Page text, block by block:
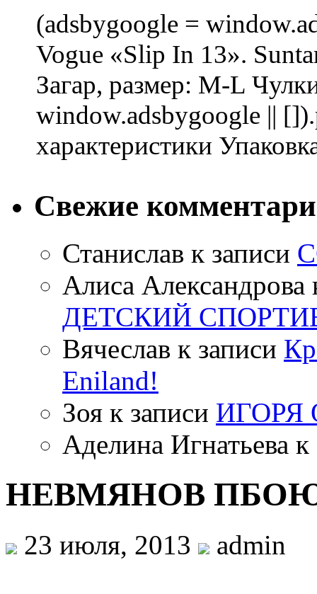
(adsbygoogle =
Vogue «Slip In 13».
Загар, размер: M-L
window.adsbygoogle ||
характеристики
Свежие
Станислав к записи
Алиса Александрова
ДЕТСКИЙ
Вячеслав к записи
Eniland!
Зоя к записи ИГОРЯ
Аделина Игнатьева к
НЕВМЯНОВ
23 июля, 2013 admin